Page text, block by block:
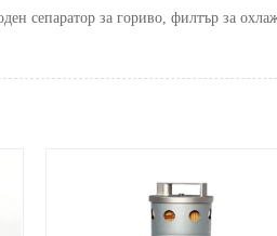
сепаратор за гориво, филтър за